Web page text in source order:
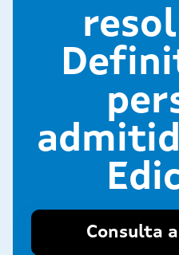
Consulta